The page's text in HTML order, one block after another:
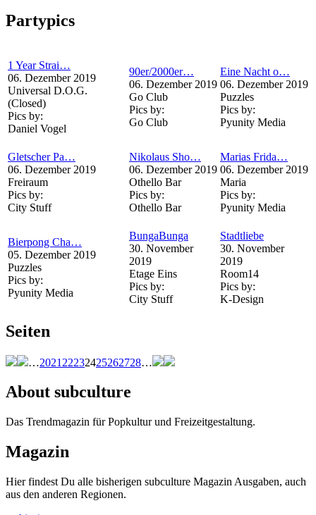
Partypics
1 Year Strai…
06. Dezember 2019
Universal D.O.G.
(Closed)
Pics by:
Daniel Vogel
90er/2000er…
06. Dezember 2019
Go Club
Pics by:
Go Club
Eine Nacht o…
06. Dezember 2019
Puzzles
Pics by:
Pyunity Media
Gletscher Pa…
06. Dezember 2019
Freiraum
Pics by:
City Stuff
Nikolaus Sho…
06. Dezember 2019
Othello Bar
Pics by:
Othello Bar
Marias Frida…
06. Dezember 2019
Maria
Pics by:
Pyunity Media
Bierpong Cha…
05. Dezember 2019
Puzzles
Pics by:
Pyunity Media
BungaBunga
30. November
2019
Etage Eins
Pics by:
City Stuff
Stadtliebe
30. November
2019
Room14
Pics by:
K-Design
Seiten
…2021 22232425262728…
About subculture
Das Trendmagazin für Popkultur und Freizeitgestaltung.
Magazin
Hier findest Du alle bisherigen subculture Magazin Ausgaben, auch
aus den anderen Regionen.